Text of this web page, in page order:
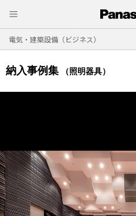
電気・建築設備（ビジネス）
納入事例集 （照明器具）